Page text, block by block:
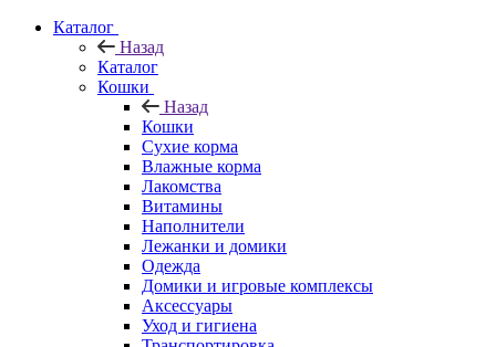
Каталог
Назад
Каталог
Кошки
Назад
Кошки
Сухие корма
Влажные корма
Лакомства
Витамины
Наполнители
Лежанки и домики
Одежда
Домики и игровые комплексы
Аксессуары
Уход и гигиена